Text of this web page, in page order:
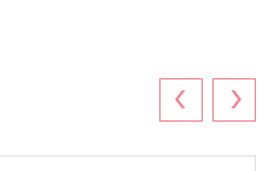
‹ ›